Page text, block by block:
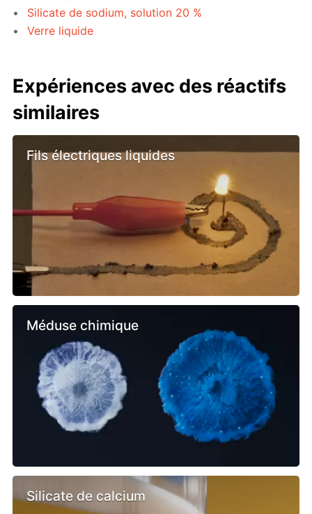
Silicate de sodium, solution 20 %
Verre liquide
Expériences avec des réactifs
similaires
Fils électriques liquides
Méduse chimique
Silicate de calcium